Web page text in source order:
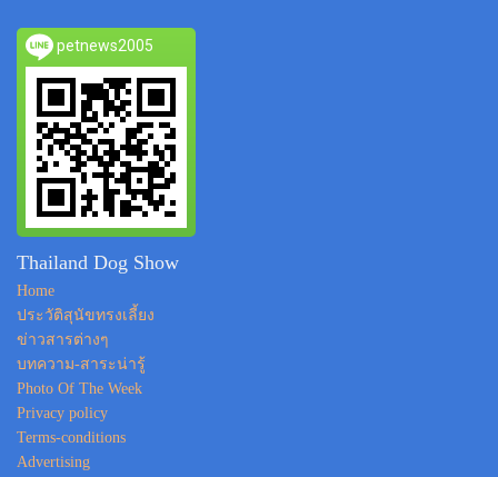
petnews2005
Thailand Dog Show
Home
ประวัติสุนัขทรงเลี้ยง
ข่าวสารต่างๆ
บทความ-สาระน่ารู้
Photo Of The Week
Privacy policy
Terms-conditions
Advertising